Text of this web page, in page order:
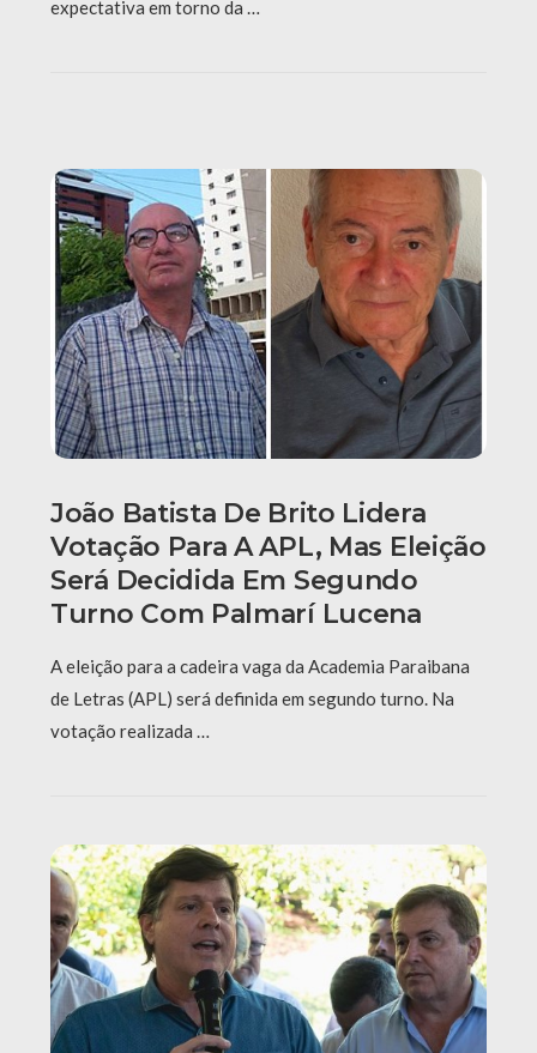
expectativa em torno da …
João Batista De Brito Lidera
Votação Para A APL, Mas Eleição
Será Decidida Em Segundo
Turno Com Palmarí Lucena
A eleição para a cadeira vaga da Academia Paraibana
de Letras (APL) será definida em segundo turno. Na
votação realizada …